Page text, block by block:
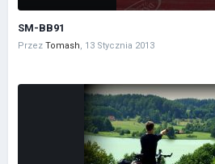
SM-BB91
Przez Tomash, 13 Stycznia 2013